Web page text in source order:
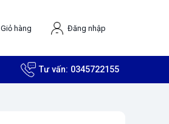
Giỏ hàng Đăng nhập
Tư vấn: 0345722155